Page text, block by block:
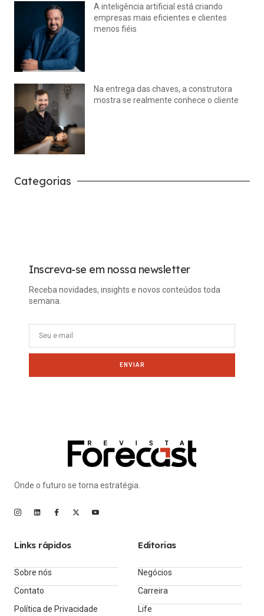
A inteligência artificial está criando
empresas mais eficientes e clientes
menos fiéis
Na entrega das chaves, a construtora
mostra se realmente conhece o cliente
Categorias
Inscreva-se em nossa newsletter
Receba novidades, insights e novos conteúdos toda
semana.
ENVIAR
Onde o futuro se torna estratégia.
Links rápidos
Sobre nós
Contato
Política de Privacidade
Editorias
Negócios
Carreira
Life